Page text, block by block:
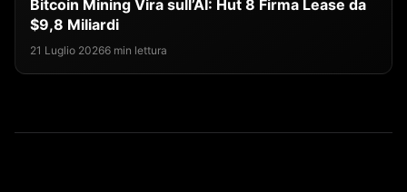
Bitcoin Mining Vira sull’AI: Hut 8 Firma Lease da
$9,8 Miliardi
21 Luglio 20266 min lettura